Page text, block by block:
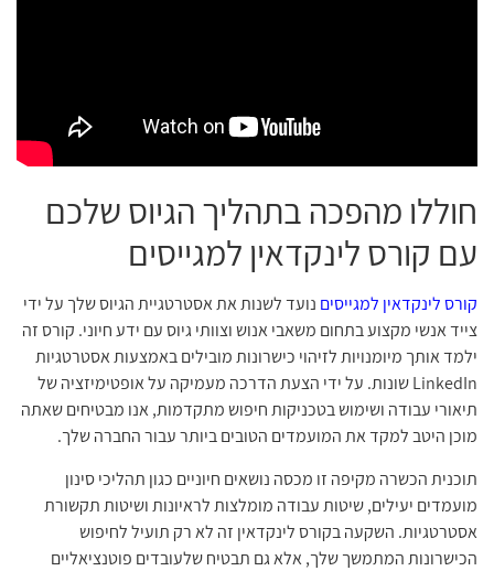
חוללו מהפכה בתהליך הגיוס שלכם
עם קורס לינקדאין למגייסים
קורס לינקדאין למגייסים נועד לשנות את אסטרטגיית הגיוס שלך על ידי
צייד אנשי מקצוע בתחום משאבי אנוש וצוותי גיוס עם ידע חיוני. קורס זה
ילמד אותך מיומנויות לזיהוי כישרונות מובילים באמצעות אסטרטגיות
LinkedIn שונות. על ידי הצעת הדרכה מעמיקה על אופטימיזציה של
תיאורי עבודה ושימוש בטכניקות חיפוש מתקדמות, אנו מבטיחים שאתה
מוכן היטב למקד את המועמדים הטובים ביותר עבור החברה שלך.
תוכנית הכשרה מקיפה זו מכסה נושאים חיוניים כגון תהליכי סינון
מועמדים יעילים, שיטות עבודה מומלצות לראיונות ושיטות תקשורת
אסטרטגיות. השקעה בקורס לינקדאין זה לא רק תועיל לחיפוש
הכישרונות המתמשך שלך, אלא גם תבטיח שלעובדים פוטנציאליים